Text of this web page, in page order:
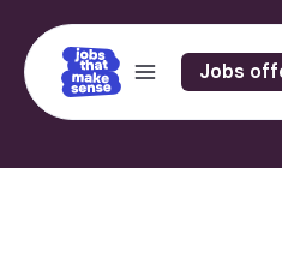
Jobs